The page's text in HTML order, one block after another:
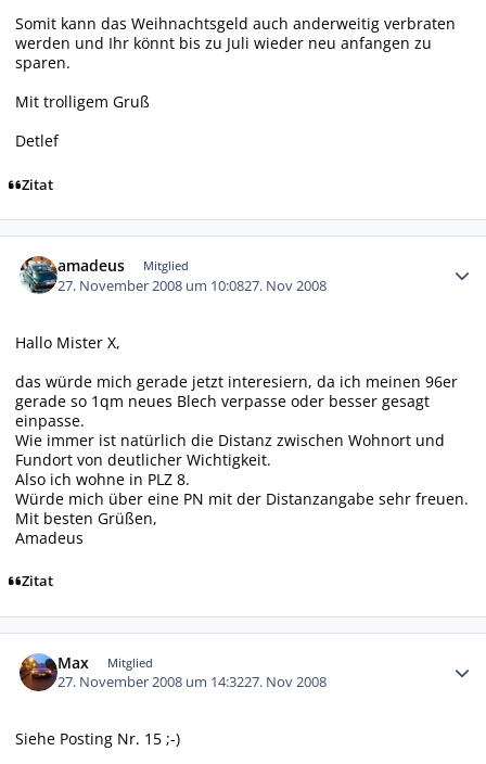
Somit kann das Weihnachtsgeld auch anderweitig verbraten
werden und Ihr könnt bis zu Juli wieder neu anfangen zu
sparen.
Mit trolligem Gruß
Detlef
Zitat
amadeus Mitglied
27. November 2008 um 10:0827. Nov 2008
Hallo Mister X,
das würde mich gerade jetzt interesiern, da ich meinen 96er
gerade so 1qm neues Blech verpasse oder besser gesagt
einpasse.
Wie immer ist natürlich die Distanz zwischen Wohnort und
Fundort von deutlicher Wichtigkeit.
Also ich wohne in PLZ 8.
Würde mich über eine PN mit der Distanzangabe sehr freuen.
Mit besten Grüßen,
Amadeus
Zitat
Max Mitglied
27. November 2008 um 14:3227. Nov 2008
Siehe Posting Nr. 15 ;-)